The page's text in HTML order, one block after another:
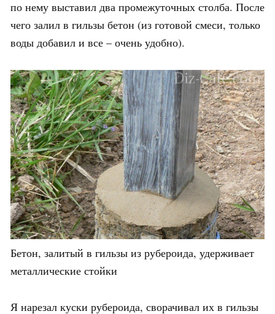
по нему выставил два промежуточных столба. После
чего залил в гильзы бетон (из готовой смеси, только
воды добавил и все – очень удобно).
Бетон, залитый в гильзы из рубероида, удерживает
металлические стойки
Я нарезал куски рубероида, сворачивал их в гильзы